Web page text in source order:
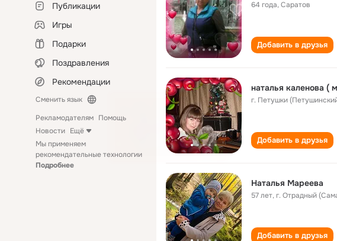
Публикации
Игры
Подарки
Поздравления
Рекомендации
Сменить язык
Рекламодателям Помощь
Новости Ещё
Мы применяем
рекомендательные технологии
Подробнее
64 года,Саратов
Добавить в друзья
наталья каленова (
г. Петушки
Добавить в друзья
Наталья Мареева
57 лет,г. Отрадный
Добавить в друзья